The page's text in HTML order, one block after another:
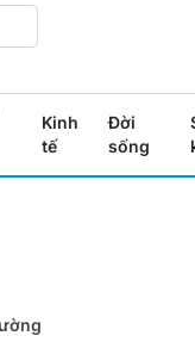
Kinh
tế
Đời
sống